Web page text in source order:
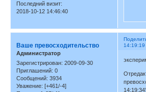
Последний визит:
2018-10-12 14:46:40
14:19:19
Ваше превосходительство
Администратор
Зарегистрирован: 2009-09-30
Приглашений: 0
Сообщений: 3934
Уважение: [+461/-4]
14:19:34)